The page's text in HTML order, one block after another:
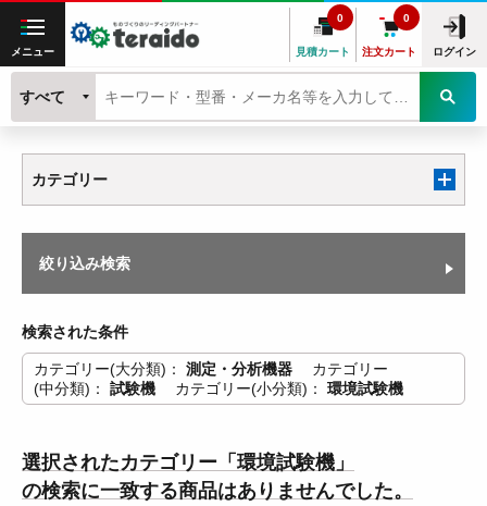
メニュー 見積カート
0
注文カート
0
ログイン
すべて
カテゴリー
絞り込み検索
検索された条件
カテゴリー(大分類) 測定・分析機器
カテゴリー
(中分類)
試験機 カテゴリー(小分類) 環境試験機
選択されたカテゴリー「環境試験機」
の検索に一致する商品はありませんでした。